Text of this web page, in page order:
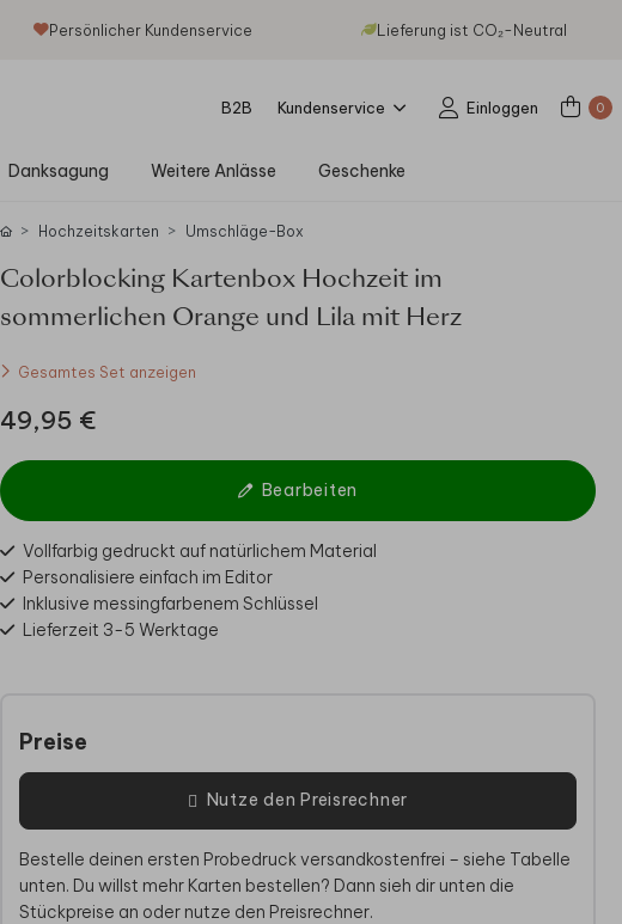
Persönlicher Kundenservice Lieferung ist CO₂-Neutral
B2B Kundenservice Einloggen 0
Danksagung Weitere Anlässe Geschenke
AUFKLEBER DANKESKARTE HOCHZEIT
Hochzeitskarten Umschläge-Box
Colorblocking Kartenbox Hochzeit im
sommerlichen Orange und Lila mit Herz
Gesamtes Set anzeigen
49,95 €
Bearbeiten
Vollfarbig gedruckt auf natürlichem Material
Personalisiere einfach im Editor
Inklusive messingfarbenem Schlüssel
Lieferzeit 3-5 Werktage
Preise
Nutze den Preisrechner
Bestelle deinen ersten Probedruck versandkostenfrei – siehe Tabelle
unten. Du willst mehr Karten bestellen? Dann sieh dir unten die
Stückpreise an oder nutze den Preisrechner.